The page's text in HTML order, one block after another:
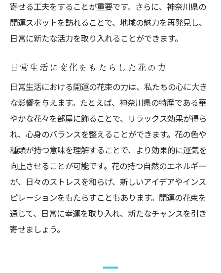
寄せる工夫をすることが重要です。さらに、神奈川県の
開運スポットを訪れることで、地域の魅力を再発見し、
日常に新たな活力を取り入れることができます。
日常生活に変化をもたらした花の力
日常生活における開運の花束の力は、私たちの心に大き
な影響を与えます。たとえば、神奈川県の特産である華
やかな花々を部屋に飾ることで、リラックス効果が得ら
れ、心身のバランスを整えることができます。花の色や
種類が持つ意味を理解することで、より効果的に運気を
向上させることが可能です。花の持つ自然のエネルギー
が、日々のストレスを和らげ、新しいアイデアやインス
ピレーションをもたらすこともあります。開運の花束を
通じて、日常に幸運を取り入れ、新たなチャンスを引き
寄せましょう。